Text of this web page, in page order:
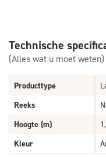
Technische
(Alles wat u moet weten)
Producttype
Reeks
Hoogte (m)
Kleur